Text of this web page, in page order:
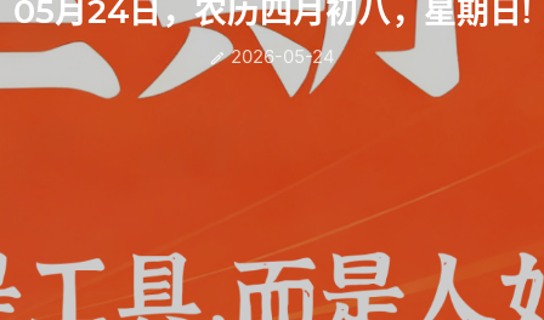
05月24日，农历四月初八，星期日!
2026-05-24